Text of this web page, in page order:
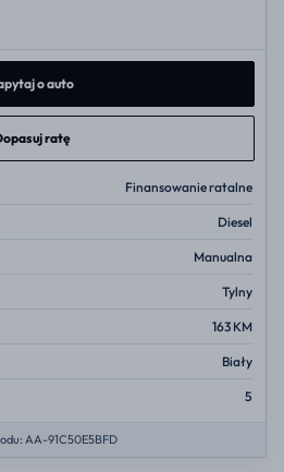
o auto
ratę
Finansowanie ratalne
Diesel
Manualna
Tylny
163 KM
Biały
5
AA-91C50E5BFD